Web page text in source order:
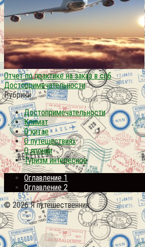
Отчет по практике на заказ в спб
Достопримечательности
Рубрики
Достопримечательности
Климат
О китае
О путешествиях
О японии
Туризм интересное
Оглавление 1
Оглавление 2
© 2026 Я путешественник